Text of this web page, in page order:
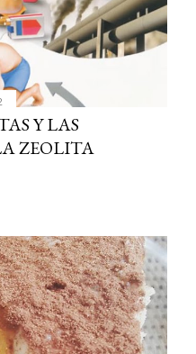
Y LAS
ZEOLITA